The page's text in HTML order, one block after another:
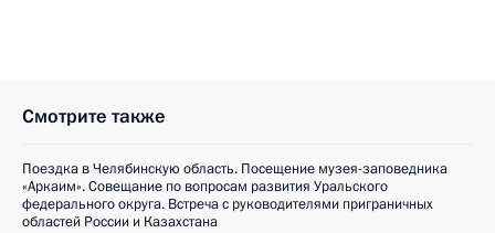
Смотрите также
Поездка в Челябинскую область. Посещение музея-заповедника
«Аркаим». Совещание по вопросам развития Уральского
федерального округа. Встреча с руководителями приграничных
областей России и Казахстана